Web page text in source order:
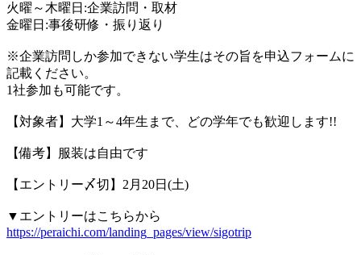
火曜～木曜日:企業訪問・取材
金曜日:事後研修・振り返り
※企業訪問しか参加できない学生はその旨を申込フォームに
記載ください。
1社参加も可能です。
【対象者】大学1～4年生まで、どの学年でも歓迎します!!
【備考】服装は自由です
【エントリー〆切】2月20日(土)
▼エントリーはこちらから
https://peraichi.com/landing_pages/view/sigotrip